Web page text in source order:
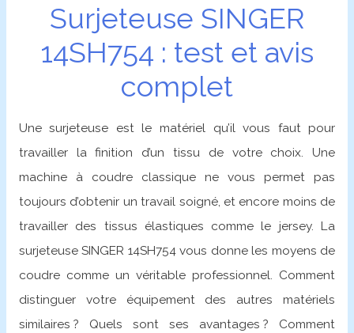
Surjeteuse SINGER
14SH754 : test et avis
complet
Une surjeteuse est le matériel qu’il vous faut pour
travailler la finition d’un tissu de votre choix. Une
machine à coudre classique ne vous permet pas
toujours d’obtenir un travail soigné, et encore moins de
travailler des tissus élastiques comme le jersey. La
surjeteuse SINGER 14SH754 vous donne les moyens de
coudre comme un véritable professionnel. Comment
distinguer votre équipement des autres matériels
similaires ? Quels sont ses avantages ? Comment